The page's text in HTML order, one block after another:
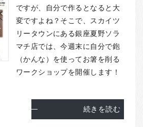
ですが、自分で作るとなると大
変ですよね？そこで、スカイツ
リータウンにある銀座夏野ソラ
マチ店では、今週末に自分で鉋
（かんな）を使ってお箸を削る
ワークショップを開催します！
続きを読む